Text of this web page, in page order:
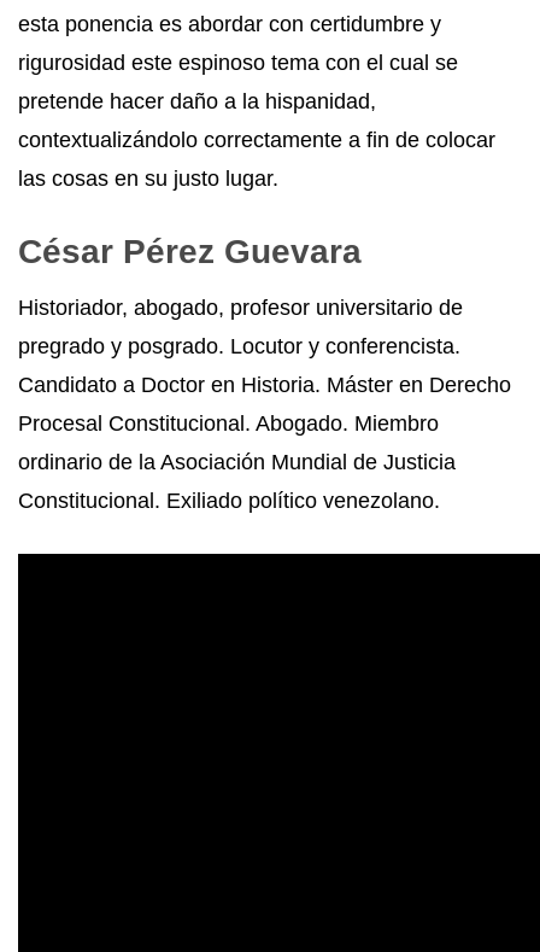
esta ponencia es abordar con certidumbre y
rigurosidad este espinoso tema con el cual se
pretende hacer daño a la hispanidad,
contextualizándolo correctamente a fin de colocar
las cosas en su justo lugar.
César Pérez Guevara
Historiador, abogado, profesor universitario de
pregrado y posgrado. Locutor y conferencista.
Candidato a Doctor en Historia. Máster en Derecho
Procesal Constitucional. Abogado. Miembro
ordinario de la Asociación Mundial de Justicia
Constitucional. Exiliado político venezolano.